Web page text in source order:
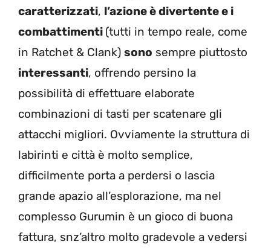
caratterizzati, l’azione è divertente e i
combattimenti (tutti in tempo reale, come
in Ratchet & Clank) sono sempre piuttosto
interessanti, offrendo persino la
possibilità di effettuare elaborate
combinazioni di tasti per scatenare gli
attacchi migliori. Ovviamente la struttura di
labirinti e città è molto semplice,
difficilmente porta a perdersi o lascia
grande apazio all’esplorazione, ma nel
complesso Gurumin è un gioco di buona
fattura, snz’altro molto gradevole a vedersi